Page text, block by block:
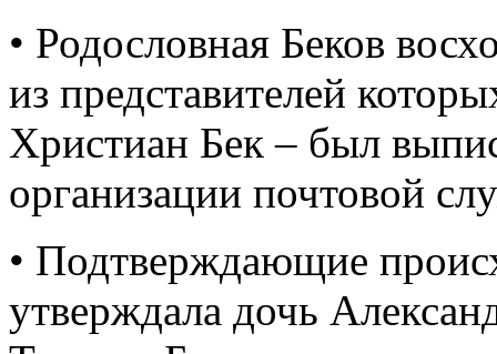
• Родословная Беков
из представителей
Христиан Бек – был
организации почтовой
• Подтверждающие
утверждала дочь